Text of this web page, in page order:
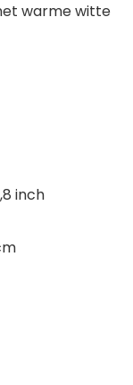
warme witte
inch